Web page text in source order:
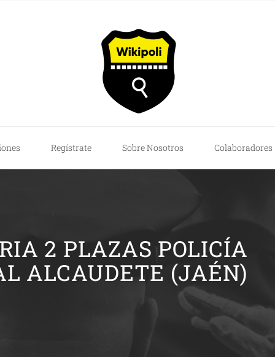
Regístrate Sobre Nosotros Colaboradores
2 PLAZAS POLICÍA
ALCAUDETE (JAÉN)